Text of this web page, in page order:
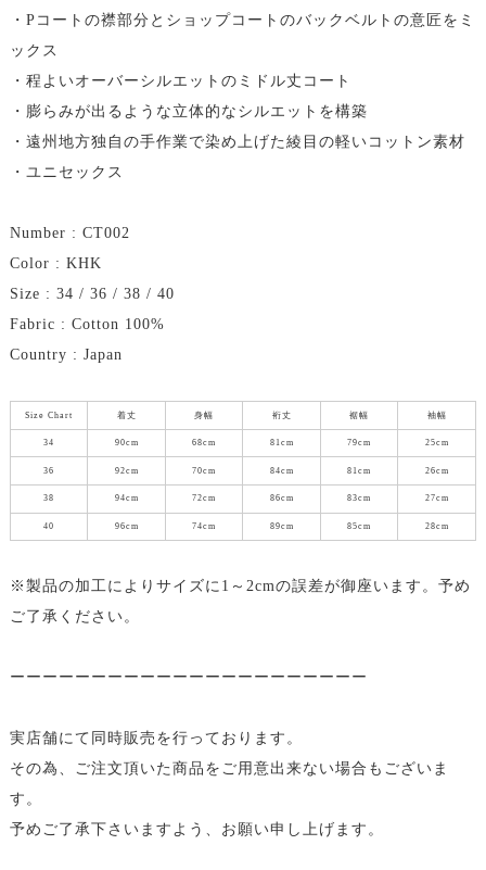
・Pコートの襟部分とショップコートのバックベルトの意匠をミ
ックス
・程よいオーバーシルエットのミドル丈コート
・膨らみが出るような立体的なシルエットを構築
・遠州地方独自の手作業で染め上げた綾目の軽いコットン素材
・ユニセックス
Number : CT002
Color : KHK
Size : 34 / 36 / 38 / 40
Fabric : Cotton 100%
Country : Japan
Size Chart 着丈 身幅 裄丈 裾幅 袖幅
34 90cm 68cm 81cm 79cm 25cm
36 92cm 70cm 84cm 81cm 26cm
38 94cm 72cm 86cm 83cm 27cm
40 96cm 74cm 89cm 85cm 28cm
※製品の加工によりサイズに1～2cmの誤差が御座います。予め
ご了承ください。
ーーーーーーーーーーーーーーーーーーーーーー
実店舗にて同時販売を行っております。
その為、ご注文頂いた商品をご用意出来ない場合もございま
す。
予めご了承下さいますよう、お願い申し上げます。